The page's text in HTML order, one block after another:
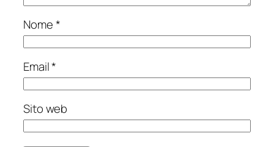
Nome*
Email*
Sito web